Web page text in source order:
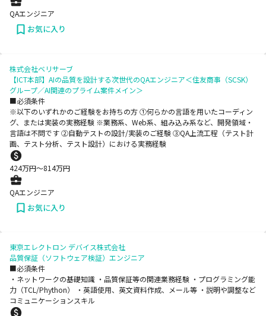
QAエンジニア
お気に入り
株式会社ベリサーブ
【ICT本部】AIの品質を設計する次世代のQAエンジニア＜住友商事（SCSK）
グループ／AI関連のプライム案件メイン＞
■必須条件
※以下のいずれかのご経験をお持ちの方 ①何らかの言語を用いたコーディン
グ、または実装の実務経験 ※業務系、Web系、組み込み系など、開発領域・
言語は不問です ②自動テストの設計/実装のご経験 ③QA上流工程（テスト計
画、テスト分析、テスト設計）における実務経験
424万円〜814万円
QAエンジニア
お気に入り
東京エレクトロン デバイス株式会社
品質保証（ソフトウェア検証）エンジニア
■必須条件
・ネットワークの基礎知識 ・品質保証等の関連業務経験 ・プログラミング能
力（TCL/Phython） ・英語使用、英文資料作成、メール等 ・説明や調整など
コミュニケーションスキル